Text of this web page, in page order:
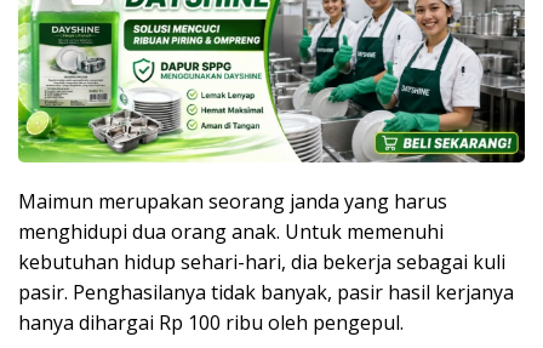
Maimun merupakan seorang janda yang harus
menghidupi dua orang anak. Untuk memenuhi
kebutuhan hidup sehari-hari, dia bekerja sebagai kuli
pasir. Penghasilanya tidak banyak, pasir hasil kerjanya
hanya dihargai Rp 100 ribu oleh pengepul.